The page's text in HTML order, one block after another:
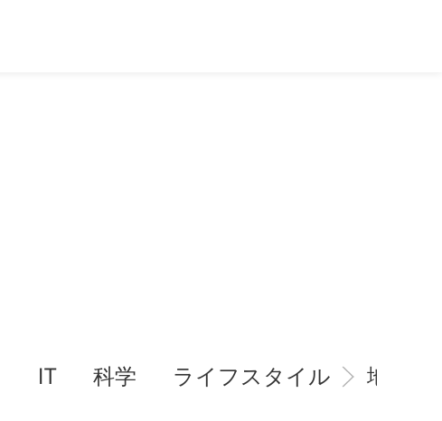
IT 科学 ライフスタイル 地域情